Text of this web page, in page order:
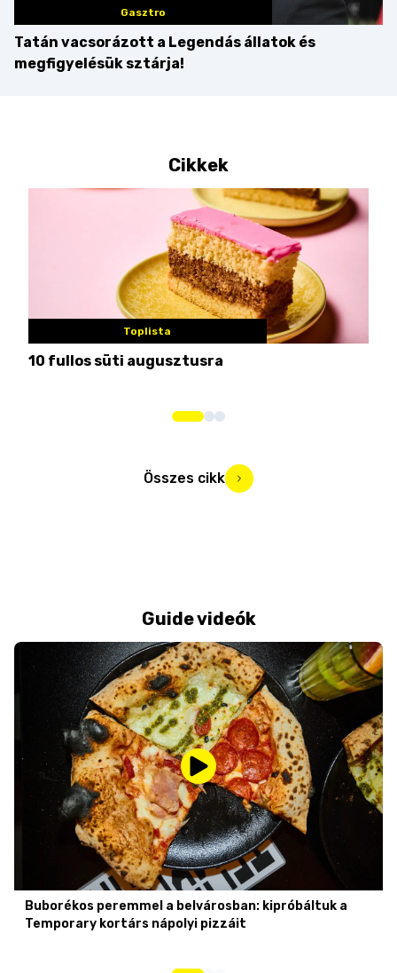
Gasztro
Tatán vacsorázott a Legendás állatok és
megfigyelésük sztárja!
Cikkek
Toplista
10 fullos süti augusztusra
Összes cikk
Guide videók
Buborékos peremmel a belvárosban: kipróbáltuk a
Temporary kortárs nápolyi pizzáit